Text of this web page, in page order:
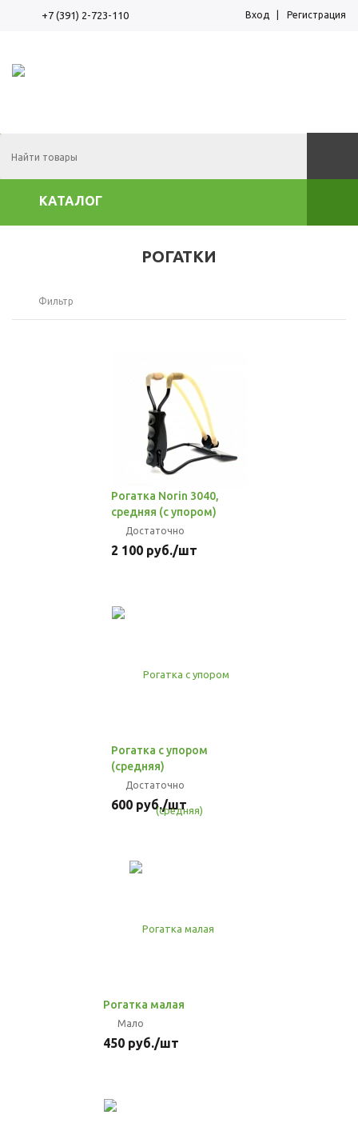
+7 (391) 2-723-110 Вход Регистрация
КАТАЛОГ
РОГАТКИ
Фильтр
Рогатка Norin 3040,
средняя (с упором)
Достаточно
2 100 руб./шт
Рогатка с упором
(средняя)
Достаточно
600 руб./шт
Рогатка малая
Мало
450 руб./шт